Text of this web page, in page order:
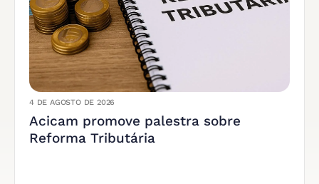
4 DE AGOSTO DE 2026
Acicam promove palestra sobre
Reforma Tributária